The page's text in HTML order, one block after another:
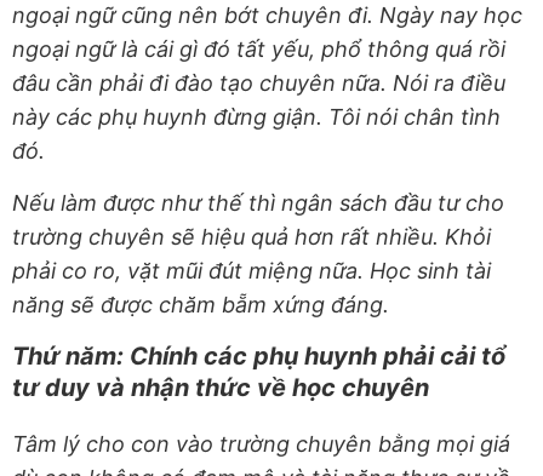
ngoại ngữ cũng nên bớt chuyên đi. Ngày nay học
ngoại ngữ là cái gì đó tất yếu, phổ thông quá rồi
đâu cần phải đi đào tạo chuyên nữa. Nói ra điều
này các phụ huynh đừng giận. Tôi nói chân tình
đó.
Nếu làm được như thế thì ngân sách đầu tư cho
trường chuyên sẽ hiệu quả hơn rất nhiều. Khỏi
phải co ro, vặt mũi đút miệng nữa. Học sinh tài
năng sẽ được chăm bẵm xứng đáng.
Thứ năm: Chính các phụ huynh phải cải tổ
tư duy và nhận thức về học chuyên
Tâm lý cho con vào trường chuyên bằng mọi giá